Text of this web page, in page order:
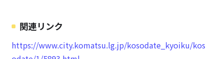
関連リンク
https://www.city.komatsu.lg.jp/kosodate_kyoiku/kos